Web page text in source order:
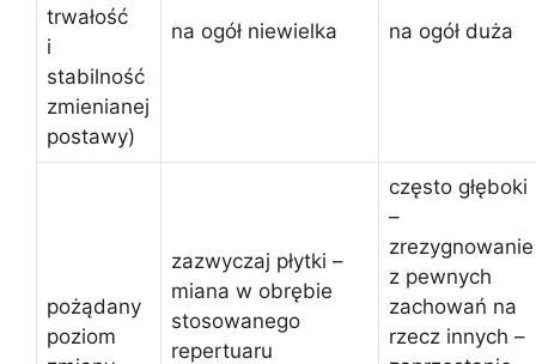
trwałość
i
stabilność
zmienianej
postawy)
na ogół niewielka na ogół duża
pożądany
poziom
zazwyczaj płytki –
miana w obrębie
stosowanego
repertuaru
często głęboki
–
zrezygnowanie
z pewnych
zachowań na
rzecz innych –